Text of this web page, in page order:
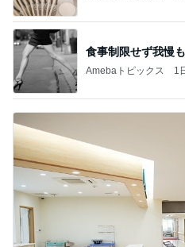
食事制限せず我慢
Amebaトピックス 1